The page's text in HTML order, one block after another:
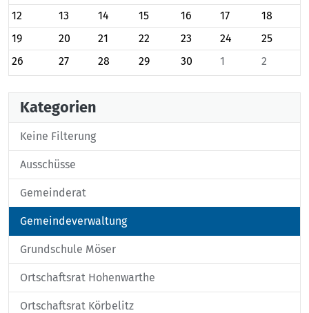
12
13 14 15 16 17
18
19
20 21 22 23 24
25
26
27 28 29 30 1 2
Kategorien
Keine Filterung
Ausschüsse
Gemeinderat
Gemeindeverwaltung
Grundschule Möser
Ortschaftsrat Hohenwarthe
Ortschaftsrat Körbelitz